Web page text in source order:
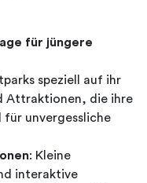
für jüngere
speziell auf ihr
Attraktionen, die ihre
für unvergessliche
: Kleine
interaktive